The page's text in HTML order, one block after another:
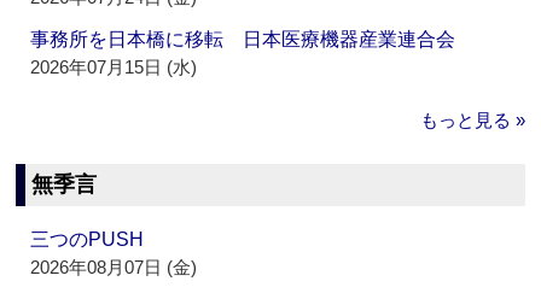
事務所を日本橋に移転 日本医療機器産業連合会
2026年07月15日 (水)
もっと見る »
無季言
三つのPUSH
2026年08月07日 (金)